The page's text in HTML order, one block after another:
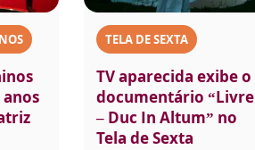
TELA DE SEXTA
TV aparecida exibe o
documentário “Livre
– Duc In Altum” no
Tela de Sexta